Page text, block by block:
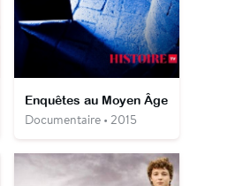
Enquêtes au Moyen Âge
Documentaire • 2015